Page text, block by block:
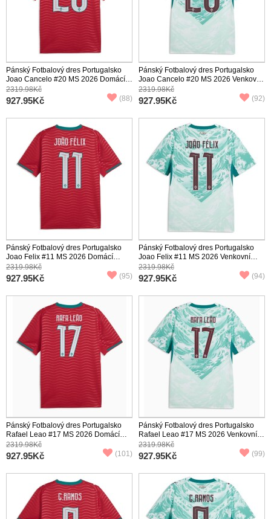
Pánský Fotbalový dres Portugalsko
Joao Cancelo #20 MS 2026 Domácí
Krátký Rukáv
2319.98Kč
927.95Kč (88)
Pánský Fotbalový dres Portugalsko
Joao Cancelo #20 MS 2026 Venkovní
Krátký Rukáv
2319.98Kč
927.95Kč (92)
Pánský Fotbalový dres Portugalsko
Joao Felix #11 MS 2026 Domácí
Krátký Rukáv
2319.98Kč
927.95Kč (95)
Pánský Fotbalový dres Portugalsko
Joao Felix #11 MS 2026 Venkovní
Krátký Rukáv
2319.98Kč
927.95Kč (94)
Pánský Fotbalový dres Portugalsko
Rafael Leao #17 MS 2026 Domácí
Krátký Rukáv
2319.98Kč
927.95Kč (101)
Pánský Fotbalový dres Portugalsko
Rafael Leao #17 MS 2026 Venkovní
Krátký Rukáv
2319.98Kč
927.95Kč (99)